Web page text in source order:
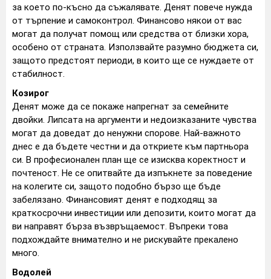
за което по-късно да съжалявате. Денят повече нужда
от търпение и самоконтрол. Финансово някои от вас
могат да получат помощ или средства от близки хора,
особено от страната. Използвайте разумно бюджета си,
защото предстоят периоди, в които ще се нуждаете от
стабилност.
Козирог
Денят може да се покаже напрегнат за семейните
двойки. Липсата на аргументи и недоизказаните чувства
могат да доведат до ненужни спорове. Най-важното
днес е да бъдете честни и да откриете към партньора
си. В професионален план ще се изисква коректност и
почтеност. Не се опитвайте да изпъкнете за поведение
на колегите си, защото подобно бързо ще бъде
забелязано. Финансовият денят е подходящ за
краткосрочни инвестиции или депозити, които могат да
ви направят бърза възвръщаемост. Въпреки това
подхождайте внимателно и не рискувайте прекалено
много.
Водолей